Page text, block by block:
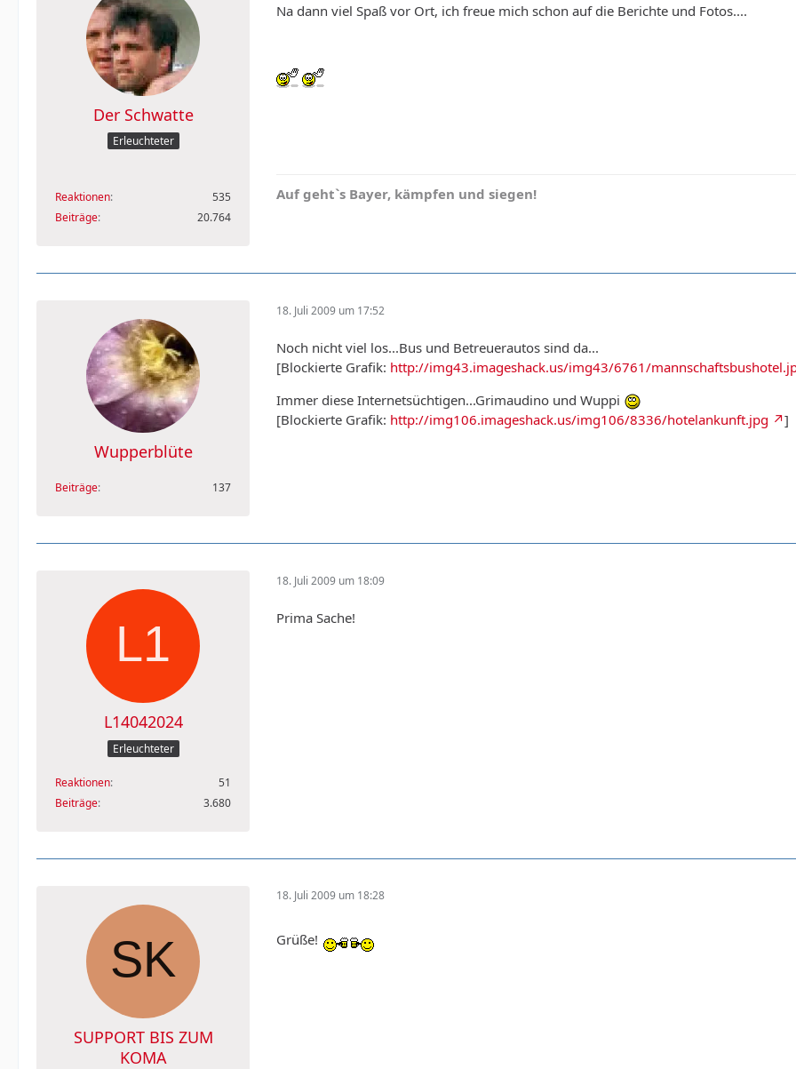
Der Schwatte
Erleuchteter
Reaktionen
535
Beiträge
20.764
Na dann viel Spaß vor Ort, ich freue mich schon auf die Berichte und Fotos....
Auf geht`s Bayer, kämpfen und siegen!
Wupperblüte
Beiträge 137
18. Juli 2009 um 17:52
Noch nicht viel los...Bus und Betreuerautos sind da...
[Blockierte Grafik: http://img43.imageshack.us/img43/6761/
Immer diese Internetsüchtigen...Grimaudino und Wuppi
[Blockierte Grafik: http://img106.imageshack.us/img106/8336/hotelankunft.jpg ]
L14042024
Erleuchteter
Reaktionen
51
Beiträge
3.680
18. Juli 2009 um 18:09
Prima Sache!
SUPPORT BIS ZUM
KOMA
18. Juli 2009 um 18:28
Grüße!